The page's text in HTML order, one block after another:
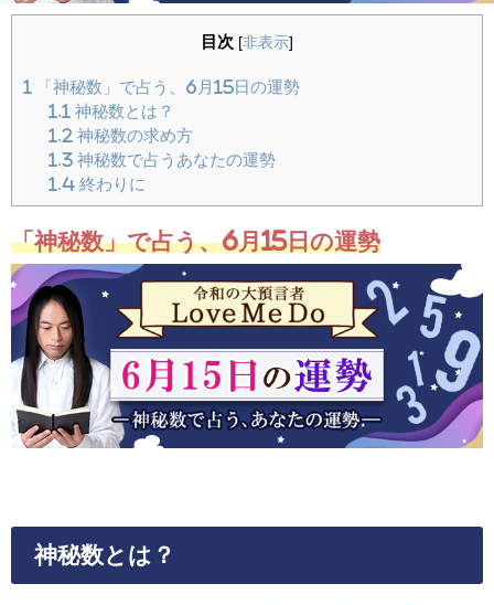
目次 [非表示]
1
「神秘数」で占う、6月15日の運勢
1.1 神秘数とは？
1.2 神秘数の求め方
1.3神秘数で占うあなたの運勢
1.4終わりに
「神秘数」で占う、6月15日の運勢
神秘数とは？